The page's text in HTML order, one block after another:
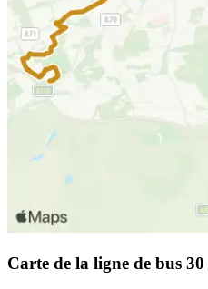
Carte de la ligne de bus